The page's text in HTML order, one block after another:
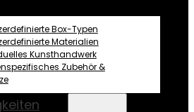
Box-Typen
Materialien
Kunsthandwerk
Zubehör &